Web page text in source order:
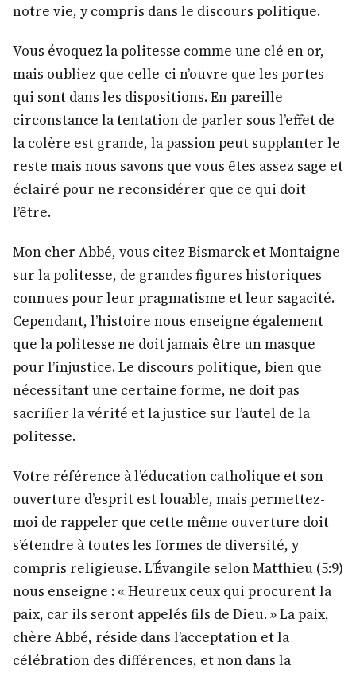
notre vie, y compris dans le discours politique.
Vous évoquez la politesse comme une clé en or,
mais oubliez que celle-ci n’ouvre que les portes
qui sont dans les dispositions. En pareille
circonstance la tentation de parler sous l’effet de
la colère est grande, la passion peut supplanter le
reste mais nous savons que vous êtes assez sage et
éclairé pour ne reconsidérer que ce qui doit
l’être.
Mon cher Abbé, vous citez Bismarck et Montaigne
sur la politesse, de grandes figures historiques
connues pour leur pragmatisme et leur sagacité.
Cependant, l’histoire nous enseigne également
que la politesse ne doit jamais être un masque
pour l’injustice. Le discours politique, bien que
nécessitant une certaine forme, ne doit pas
sacrifier la vérité et la justice sur l’autel de la
politesse.
Votre référence à l’éducation catholique et son
ouverture d’esprit est louable, mais permettez-
moi de rappeler que cette même ouverture doit
s’étendre à toutes les formes de diversité, y
compris religieuse. L’Évangile selon Matthieu (5:9)
nous enseigne : « Heureux ceux qui procurent la
paix, car ils seront appelés fils de Dieu. » La paix,
chère Abbé, réside dans l’acceptation et la
célébration des différences, et non dans la